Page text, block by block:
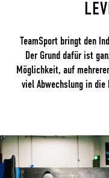
TeamSport bringt den
Der Grund dafür ist
Möglichkeit, auf
viel Abwechslung in die